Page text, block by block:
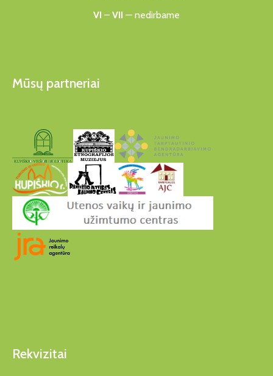
VI – VII — nedirbame
Mūsų partneriai
Rekvizitai